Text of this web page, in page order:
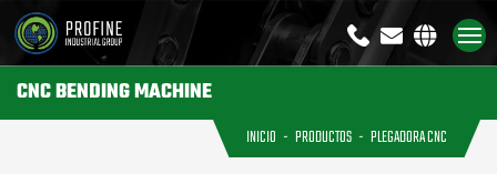
+8613791926333
CNC BENDING MACHINE
INICIO PRODUCTOS PLEGADORA CNC